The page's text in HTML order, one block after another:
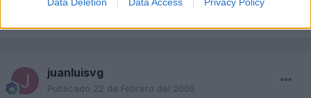
juanluisvg
Publicado 22 de Febrero del 2005